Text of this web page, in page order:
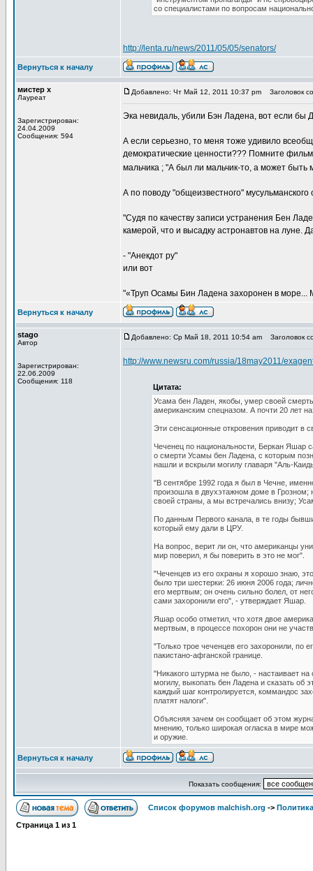
со специалистами по вопросам
http://lenta.ru/news/2011/05/05/senators/
Вернуться к началу
мистер х
Лауреат
Зарегистрирован:
24.04.2009
Сообщения: 594
Добавлено: Чт Май 12, 2011 10:37 pm Заголовок
Эка невидаль, убили Бэн Ладена, вот если бы
А если серьезно, то меня тоже удивило
демократические ценности??? Помните
мальчика ; "А был ли мальчик-то, а может быть
А по поводу "общеизвестного"
"Судя по качеству записи устранения Бен
камерой, что и высадку астронавтов на луне.
- "Анекдот ру"
или вот
"«Труп Осамы Бин Ладена захоронен в море...
Вернуться к началу
stago
Автор
Зарегистрирован:
22.06.2009
Сообщения: 118
Добавлено: Ср Май 18, 2011 10:54 am Заголовок
http://www.newsru.com/russia/18may2011/
Цитата:
Усама бен Ладен, якобы, умер своей
американским спецназом. А почти 20 лет
Эти сенсационные откровения приводит в
Чеченец по национальности, Беркан Яшар
о смерти Усамы бен Ладена, с которым
нашли и вскрыли могилу главаря "Аль-
"В сентябре 1992 года я был в Чечне,
произошла в двухэтажном доме в Грозном;
своей страны, а мы встречались внизу;
По данным Первого канала, в те годы
который ему дали в ЦРУ.
На вопрос, верит ли он, что американцы
мир поверил, я бы поверить в это не мог".
"Чеченцев из его охраны я хорошо знаю,
было три шестерки: 26 июня 2006 года;
его мертвым; он очень сильно болел, от
сами захоронили его", - утверждает Яшар.
Яшар особо отметил, что хотя двое
мертвым, в процессе похорон они не
"Только трое чеченцев его захоронили,
пакистано-афганской границе.
"Никакого штурма не было, - настаивает
могилу, выкопать бен Ладена и сказать об
каждый шаг контролируется, коммандос
платят налоги".
Объясняя зачем он сообщает об этом
мнению, только широкая огласка в мире
и оружие.
Вернуться к началу
Показать сообщения:
Список форумов malchish.org ->
Страница 1 из 1